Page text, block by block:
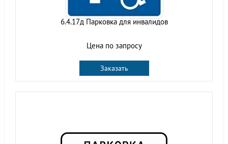
6.4.17д Парковка для инвалидов
Цена по запросу
Заказать